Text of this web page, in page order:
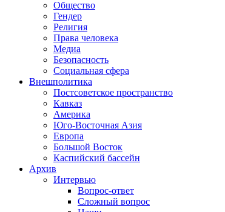
Общество
Гендер
Религия
Права человека
Медиа
Безопасность
Социальная сфера
Внешполитика
Постсоветское пространство
Кавказ
Америка
Юго-Восточная Азия
Европа
Большой Восток
Каспийский бассейн
Архив
Интервью
Вопрос-ответ
Сложный вопрос